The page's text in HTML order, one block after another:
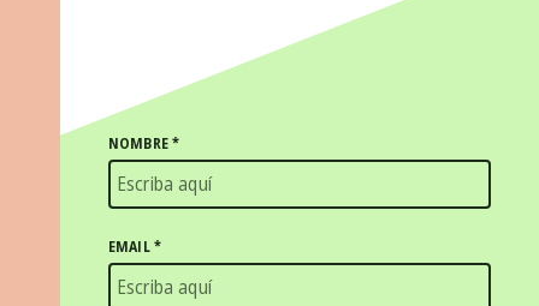
NOMBRE*
EMAIL*